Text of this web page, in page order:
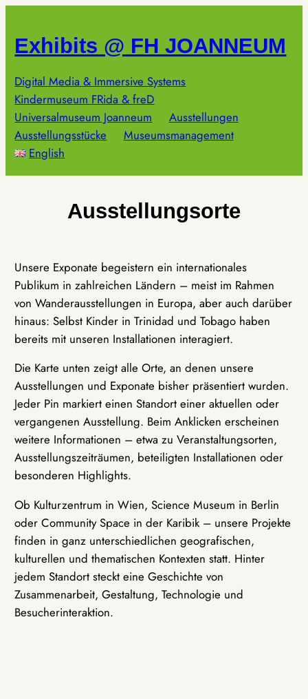
springen
Exhibits @ FH JOANNEUM
Digital Media & Immersive Systems
Kindermuseum FRida & freD
Universalmuseum Joanneum
Ausstellungen
Ausstellungsstücke
Museumsmanagement
English
Ausstellungsorte
Unsere Exponate begeistern ein internationales
Publikum in zahlreichen Ländern – meist im Rahmen
von Wanderausstellungen in Europa, aber auch darüber
hinaus: Selbst Kinder in Trinidad und Tobago haben
bereits mit unseren Installationen interagiert.
Die Karte unten zeigt alle Orte, an denen unsere
Ausstellungen und Exponate bisher präsentiert wurden.
Jeder Pin markiert einen Standort einer aktuellen oder
vergangenen Ausstellung. Beim Anklicken erscheinen
weitere Informationen – etwa zu Veranstaltungsorten,
Ausstellungszeiträumen, beteiligten Installationen oder
besonderen Highlights.
Ob Kulturzentrum in Wien, Science Museum in Berlin
oder Community Space in der Karibik – unsere Projekte
finden in ganz unterschiedlichen geografischen,
kulturellen und thematischen Kontexten statt. Hinter
jedem Standort steckt eine Geschichte von
Zusammenarbeit, Gestaltung, Technologie und
Besucherinteraktion.